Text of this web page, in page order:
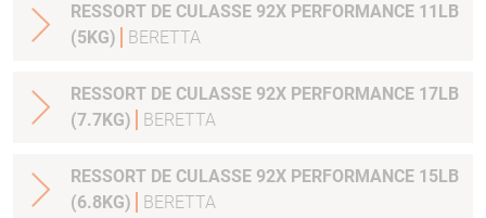
RESSORT DE CULASSE 92X PERFORMANCE 11LB
(5KG)
BERETTA
RESSORT DE CULASSE 92X PERFORMANCE 17LB
(7.7KG)
BERETTA
RESSORT DE CULASSE 92X PERFORMANCE 15LB
(6.8KG)
BERETTA